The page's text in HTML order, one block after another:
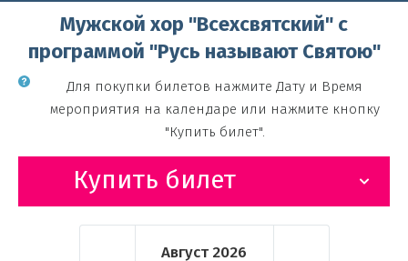
Мужской хор "Всехсвятский" с
программой "Русь называют Святою"
Для покупки билетов нажмите Дату и Время
мероприятия на календаре или нажмите кнопку
"Купить билет".
Купить билет
Август 2026